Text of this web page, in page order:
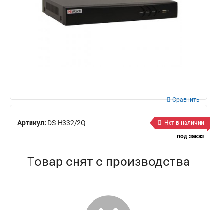
Артикул: DS-H332/2Q
Сравнить
Нет в наличии
под заказ
Товар снят с производства